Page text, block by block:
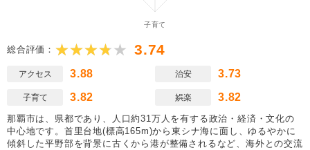
総合評価： 3.74
アクセス 3.88 治安 3.73
子育て 3.82 娯楽 3.82
那覇市は、県都であり、人口約31万人を有する政治・経済・文化の
中心地です。首里台地(標高165m)から東シナ海に面し、ゆるやかに
傾斜した平野部を背景に古くから港が整備されるなど、海外との交流